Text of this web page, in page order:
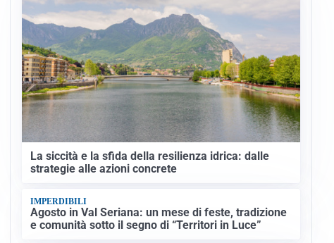
La siccità e la sfida della resilienza idrica: dalle
strategie alle azioni concrete
IMPERDIBILI
Agosto in Val Seriana: un mese di feste, tradizione
e comunità sotto il segno di “Territori in Luce”